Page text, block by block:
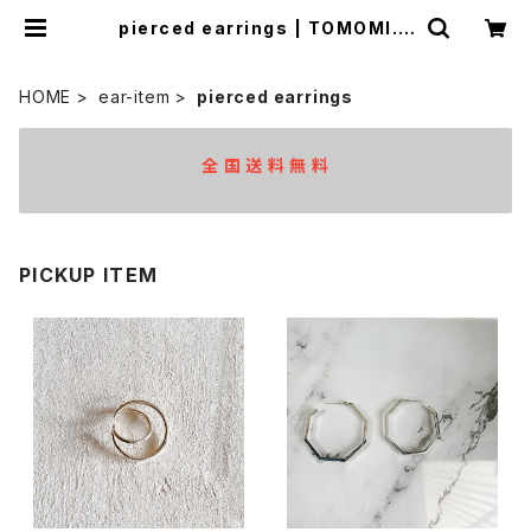
pierced earrings | TOMOMI.S
HOME ear-item pierced earrings
全 国 送 料 無 料
PICKUP ITEM